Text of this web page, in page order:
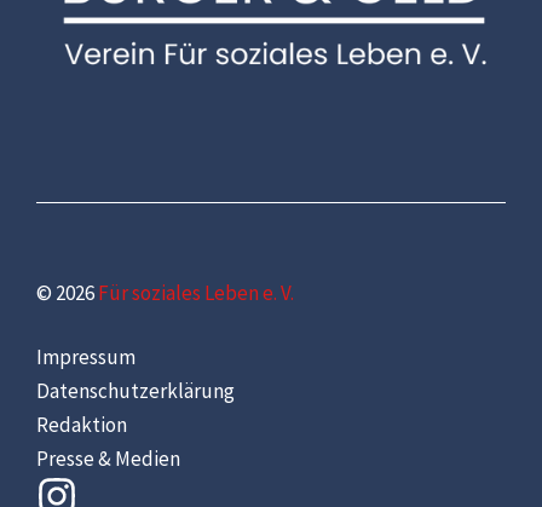
© 2026Für soziales Leben e. V.
Impressum
Datenschutzerklärung
Redaktion
Presse & Medien